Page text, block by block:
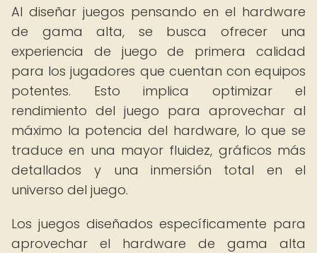
Al diseñar juegos pensando en el hardware
de gama alta, se busca ofrecer una
experiencia de juego de primera calidad
para los jugadores que cuentan con equipos
potentes. Esto implica optimizar el
rendimiento del juego para aprovechar al
máximo la potencia del hardware, lo que se
traduce en una mayor fluidez, gráficos más
detallados y una inmersión total en el
universo del juego.
Los juegos diseñados específicamente para
aprovechar el hardware de gama alta